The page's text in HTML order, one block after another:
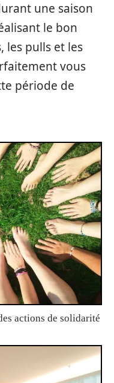
une saison
le bon
les pulls et les
vous
période de
actions de solidarité